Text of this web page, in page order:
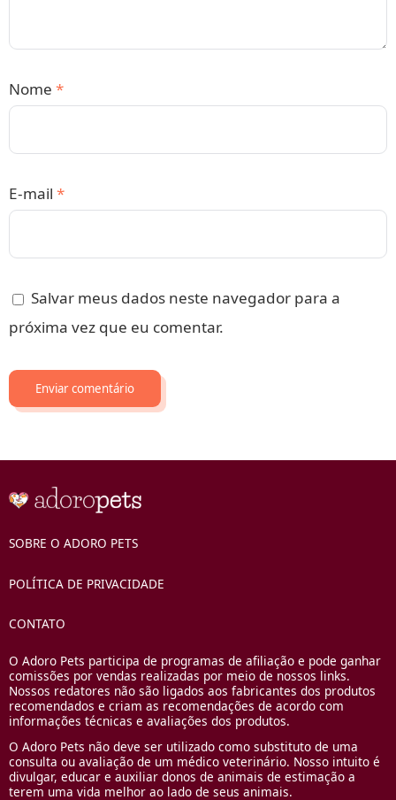
Nome *
E-mail *
Salvar meus dados neste navegador para a
próxima vez que eu comentar.
SOBRE O ADORO PETS
POLÍTICA DE PRIVACIDADE
CONTATO
O Adoro Pets participa de programas de afiliação e pode ganhar
comissões por vendas realizadas por meio de nossos links.
Nossos redatores não são ligados aos fabricantes dos produtos
recomendados e criam as recomendações de acordo com
informações técnicas e avaliações dos produtos.
O Adoro Pets não deve ser utilizado como substituto de uma
consulta ou avaliação de um médico veterinário. Nosso intuito é
divulgar, educar e auxiliar donos de animais de estimação a
terem uma vida melhor ao lado de seus animais.